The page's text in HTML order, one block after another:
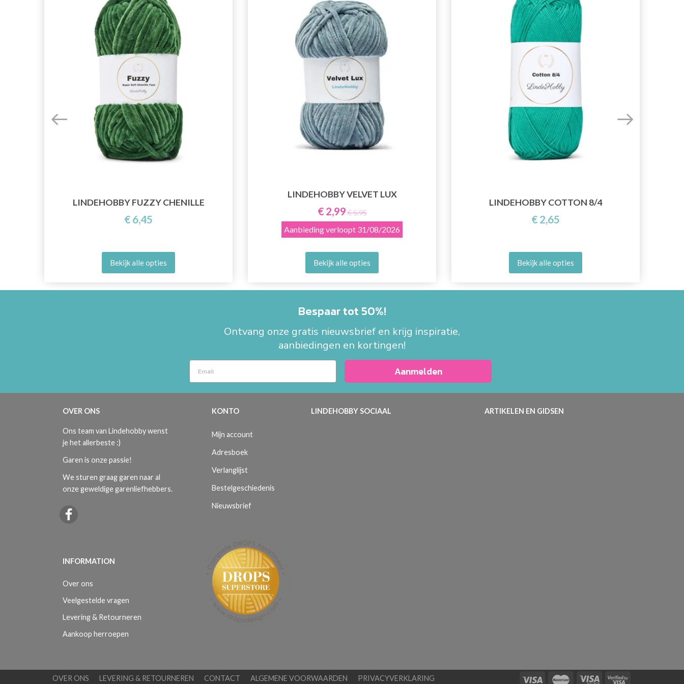
LINDEHOBBY FUZZY CHENILLE
€ 6,45
Bekijk alle opties
LINDEHOBBY VELVET LUX
€ 2,99 € 5,95
Aanbieding verloopt 31/08/2026
Bekijk alle opties
LINDEHOBBY COTTON 8/4
€ 2,65
Bekijk alle opties
Bespaar tot 50%!
Ontvang onze gratis nieuwsbrief en krijg inspiratie,
aanbiedingen en kortingen!
Aanmelden
OVER ONS
Ons team van Lindehobby wenst
je het allerbeste :)
Garen is onze passie!
We sturen graag garen naar al
onze geweldige garenliefhebbers.
INFORMATION
Over ons
Veelgestelde vragen
Levering & Retourneren
Aankoop herroepen
KONTO
Mijn account
Adresboek
Verlanglijst
Bestelgeschiedenis
Nieuwsbrief
LINDEHOBBY SOCIAAL ARTIKELEN EN GIDSEN
OVER ONS LEVERING & RETOURNEREN CONTACT ALGEMENE VOORWAARDEN PRIVACYVERKLARING